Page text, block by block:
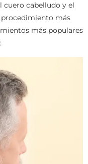
cuero cabelludo y el
más
más populares